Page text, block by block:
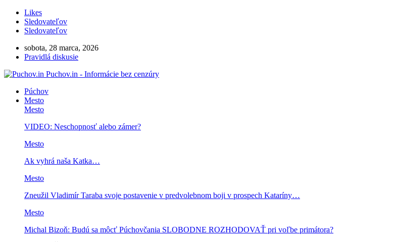
Likes
Sledovateľov
Sledovateľov
sobota, 28 marca, 2026
Pravidlá diskusie
Puchov.in - Informácie bez cenzúry
Púchov
Mesto
Mesto
VIDEO: Neschopnosť alebo zámer?
Mesto
Ak vyhrá naša Katka…
Mesto
Zneužil Vladimír Taraba svoje postavenie v predvolebnom boji v prospech Kataríny…
Mesto
Michal Bizoň: Budú sa môcť Púchovčania SLOBODNE ROZHODOVAŤ pri voľbe primátora?